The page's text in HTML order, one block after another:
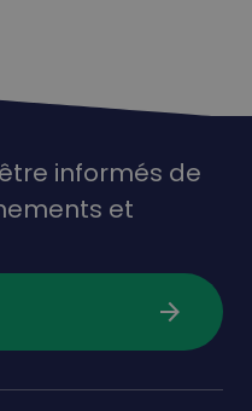
informés de
et
arrow_forward